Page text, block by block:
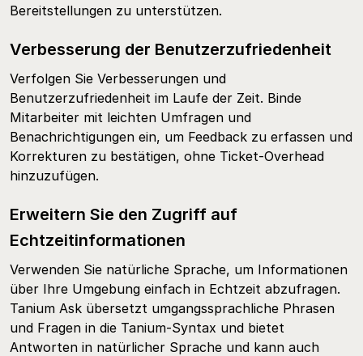
Bereitstellungen zu unterstützen.
Verbesserung der Benutzerzufriedenheit
Verfolgen Sie Verbesserungen und
Benutzerzufriedenheit im Laufe der Zeit. Binde
Mitarbeiter mit leichten Umfragen und
Benachrichtigungen ein, um Feedback zu erfassen und
Korrekturen zu bestätigen, ohne Ticket-Overhead
hinzuzufügen.
Erweitern Sie den Zugriff auf
Echtzeitinformationen
Verwenden Sie natürliche Sprache, um Informationen
über Ihre Umgebung einfach in Echtzeit abzufragen.
Tanium Ask übersetzt umgangssprachliche Phrasen
und Fragen in die Tanium-Syntax und bietet
Antworten in natürlicher Sprache und kann auch